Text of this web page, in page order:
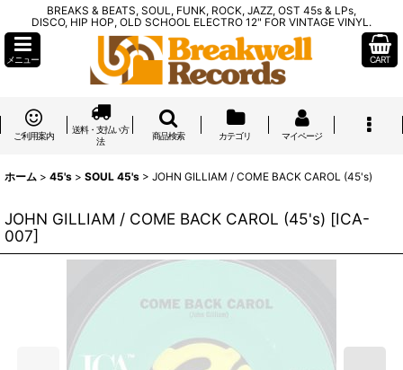
BREAKS & BEATS, SOUL, FUNK, ROCK, JAZZ, OST 45s & LPs,
DISCO, HIP HOP, OLD SCHOOL ELECTRO 12" FOR VINTAGE VINYL.
メニュー CART
ご利用案内
送料・支払い方
法
商品検索 カテゴリ マイページ
ホーム > 45's > SOUL 45's > JOHN GILLIAM / COME BACK CAROL (45's)
JOHN GILLIAM / COME BACK CAROL (45's) [ICA-
007]